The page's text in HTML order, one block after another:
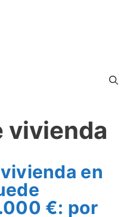
vivienda
en
€: por